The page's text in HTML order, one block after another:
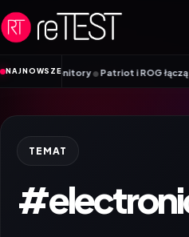
Przejdź do treści
NAJNOWSZE
monitory•Patriot i ROG łączą siły.
TEMAT